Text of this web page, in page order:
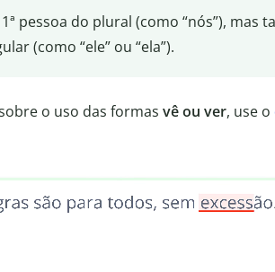
pessoa do plural (como “nós”), mas
(como “ele” ou “ela”).
o uso das formas vê ou ver, use o